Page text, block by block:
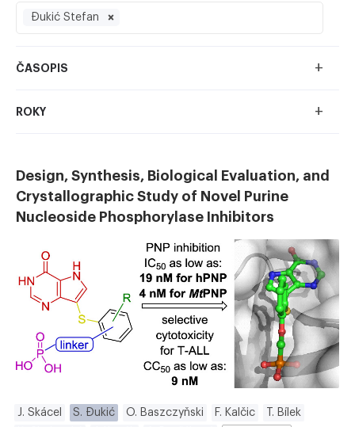
Đukić Stefan
ČASOPIS +
ROKY +
Design, Synthesis, Biological Evaluation, and
Crystallographic Study of Novel Purine
Nucleoside Phosphorylase Inhibitors
J. Skácel S. Đukić O. Baszczyňski F. Kalčic
T. Bílek